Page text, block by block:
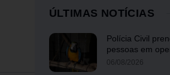
ÚLTIMAS NOTÍCIAS
Polícia Civil
pessoas em
tráfico de
06/08/2026